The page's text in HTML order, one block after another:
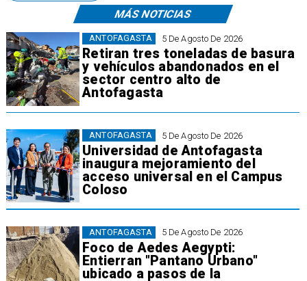
MÁS NOTICIAS
5 De Agosto De 2026
Retiran tres toneladas de basura
y vehículos abandonados en el
sector centro alto de
Antofagasta
ANTOFAGASTA
5 De Agosto De 2026
Universidad de Antofagasta
inaugura mejoramiento del
acceso universal en el Campus
Coloso
ANTOFAGASTA
5 De Agosto De 2026
Foco de Aedes Aegypti:
Entierran "Pantano Urbano"
ubicado a pasos de la
ANTOFAGASTA